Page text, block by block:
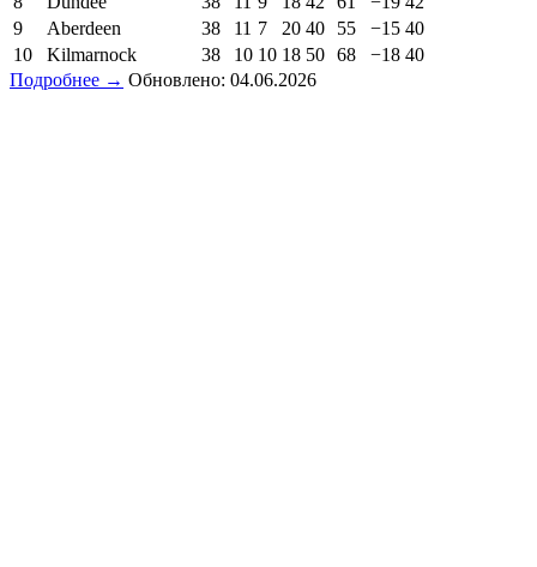
9
Aberdeen 38 11 7 20 40 55 −15 40
10
Kilmarnock 38 10 10 18 50 68 −18 40
Подробнее → Обновлено: 04.06.2026